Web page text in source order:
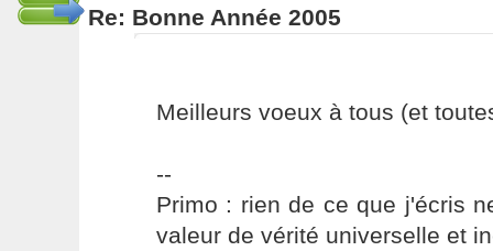
Re: Bonne Année 2005
Meilleurs voeux à tous (et
--
Primo : rien de ce que j'écris
valeur de vérité universelle et